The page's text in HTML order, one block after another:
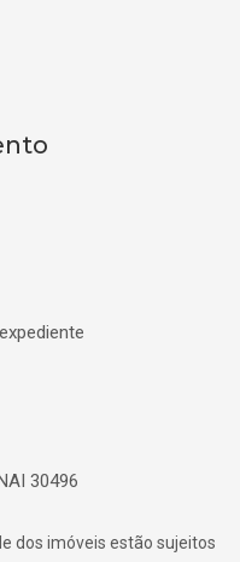
30496
dos imóveis estão sujeitos